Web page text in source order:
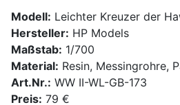
Modell: Leichter Kreuzer der
Hersteller: HP Models
Maßstab: 1/700
Material: Resin, Messingrohre,
Art.Nr.: WW II-WL-GB-173
Preis: 79 €